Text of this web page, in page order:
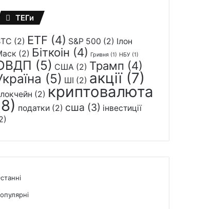
ТЕГи
(2) ETF (4) S&P 500 (2) Ілон
(2) Біткоін (4) Гривня (1) НБУ (1)
(5) США (2) Трамп (4)
(5) ШІ (2) акції(7)
(2) криптовалюта
податки (2) сша (3) інвестиції